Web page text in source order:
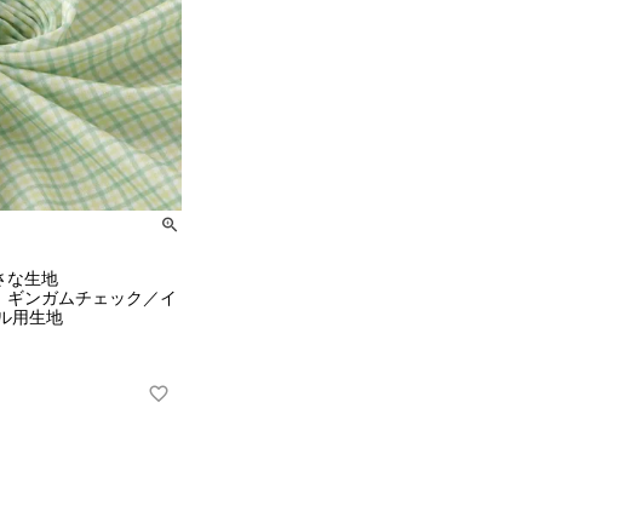
な生地
ンガムチェック／イ
用生地